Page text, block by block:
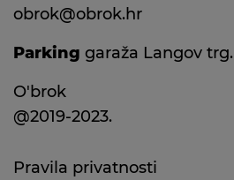
obrok@obrok.hr
Parking garaža Langov trg.
O'brok
@2019-2023.
Pravila privatnosti